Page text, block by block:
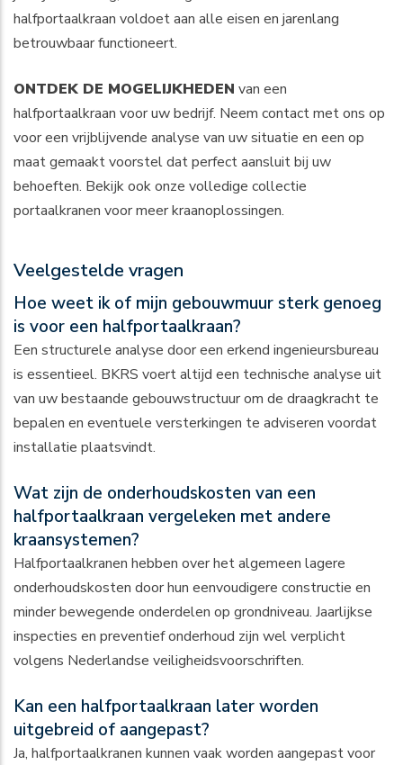
halfportaalkraan voldoet aan alle eisen en jarenlang
betrouwbaar functioneert.
ONTDEK DE MOGELIJKHEDEN van een
halfportaalkraan voor uw bedrijf. Neem contact met ons op
voor een vrijblijvende analyse van uw situatie en een op
maat gemaakt voorstel dat perfect aansluit bij uw
behoeften. Bekijk ook onze volledige collectie
portaalkranen voor meer kraanoplossingen.
Veelgestelde vragen
Hoe weet ik of mijn gebouwmuur sterk genoeg
is voor een halfportaalkraan?
Een structurele analyse door een erkend ingenieursbureau
is essentieel. BKRS voert altijd een technische analyse uit
van uw bestaande gebouwstructuur om de draagkracht te
bepalen en eventuele versterkingen te adviseren voordat
installatie plaatsvindt.
Wat zijn de onderhoudskosten van een
halfportaalkraan vergeleken met andere
kraansystemen?
Halfportaalkranen hebben over het algemeen lagere
onderhoudskosten door hun eenvoudigere constructie en
minder bewegende onderdelen op grondniveau. Jaarlijkse
inspecties en preventief onderhoud zijn wel verplicht
volgens Nederlandse veiligheidsvoorschriften.
Kan een halfportaalkraan later worden
uitgebreid of aangepast?
Ja, halfportaalkranen kunnen vaak worden aangepast voor